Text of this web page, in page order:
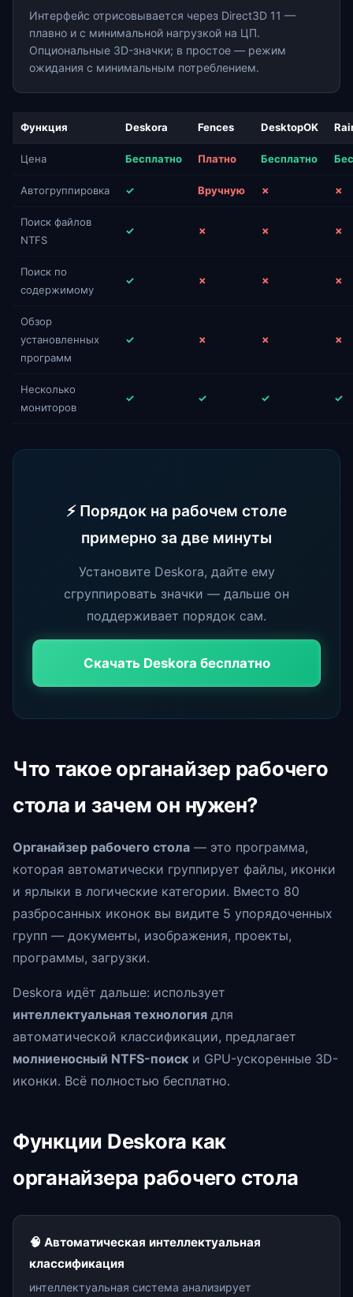
Интерфейс отрисовывается через Direct3D 11 —
плавно и с минимальной нагрузкой на ЦП.
Опциональные 3D-значки; в простое — режим
ожидания с минимальным потреблением.
Функция Deskora Fences DesktopOK
Цена Бесплатно Платно Бесплатно
Автогруппировка ✓ Вручную ✗ ✗
Поиск файлов
NTFS
✓ ✗ ✗ ✗
Поиск по
содержимому
✓ ✗ ✗ ✗
Обзор
установленных
программ
✓ ✗ ✗ ✗
Несколько
мониторов
✓ ✓ ✓ ✓
⚡ Порядок на рабочем столе
примерно за две минуты
Установите Deskora, дайте ему
сгруппировать значки — дальше он
поддерживает порядок сам.
Скачать Deskora бесплатно
Что такое органайзер рабочего
стола и зачем он нужен?
Органайзер рабочего стола — это программа,
которая автоматически группирует файлы, иконки
и ярлыки в логические категории. Вместо 80
разбросанных иконок вы видите 5 упорядоченных
групп — документы, изображения, проекты,
программы, загрузки.
Deskora идёт дальше: использует
интеллектуальная технология для
автоматической классификации, предлагает
молниеносный NTFS-поиск и GPU-ускоренные 3D-
иконки. Всё полностью бесплатно.
Функции Deskora как
органайзера рабочего стола
🧠 Автоматическая интеллектуальная
классификация
интеллектуальная система анализирует